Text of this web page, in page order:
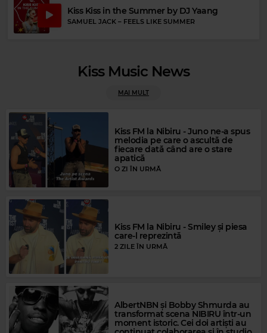
Magic FM
ROSES OF RED
Magic Party Mix
MAGIC PARTY MIX –MAGIC PARTY MIX
Kiss Kiss in the Summer by DJ Yaang
SAMUEL JACK – FEELS LIKE SUMMER
Kiss Music News
MAI MULT
Kiss FM la Nibiru - Juno ne-a spus
melodia pe care o ascultă de
fiecare dată când are o stare
apatică
O ZI ÎN URMĂ
Kiss FM la Nibiru - Smiley și piesa
care-l reprezintă
2 ZILE ÎN URMĂ
AlbertNBN și Bobby Shmurda au
transformat scena NIBIRU într-un
moment istoric. Cei doi artiști au